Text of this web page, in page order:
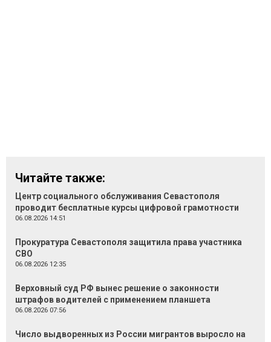
Читайте также:
Центр социального обслуживания Севастополя
проводит бесплатные курсы цифровой грамотности
06.08.2026 14:51
Прокуратура Севастополя защитила права участника
СВО
06.08.2026 12:35
Верховный суд РФ вынес решение о законности
штрафов водителей с применением планшета
06.08.2026 07:56
Число выдворенных из России мигрантов выросло на